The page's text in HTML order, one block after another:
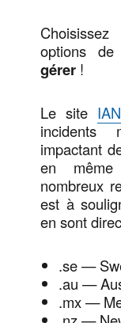
options
gérer !
Le site
incidents
impactant
en
nombreux
est à
en sont
.se —
.au —
.mx —